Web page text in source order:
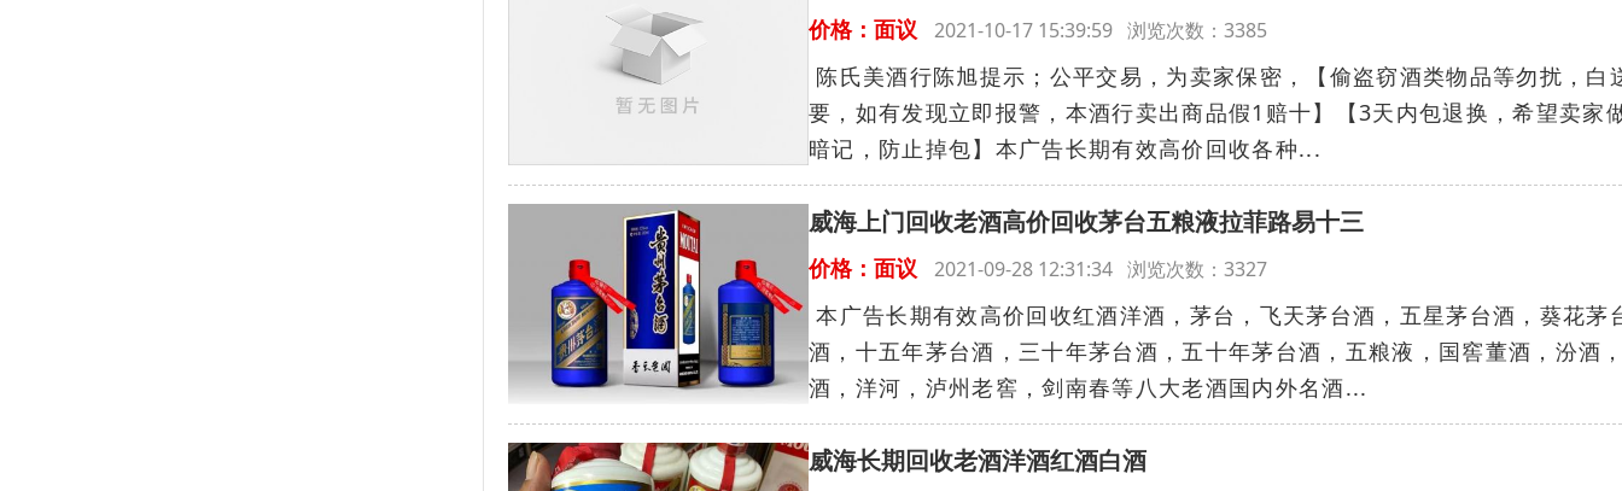
价格：面议 2021-10-17 15:39:59 浏览次数：3385
陈氏美酒行陈旭提示；公平交易，为卖家保密，【偷盗窃酒类物品等勿扰，白
要，如有发现立即报警，本酒行卖出商品假1赔十】【3天内包退换，希望卖家
暗记，防止掉包】本广告长期有效高价回收各种...
威海上门回收老酒高价回收茅台五粮液拉菲路易十三
价格：面议 2021-09-28 12:31:34 浏览次数：3327
本广告长期有效高价回收红酒洋酒，茅台，飞天茅台酒，五星茅台酒，葵花茅
酒，十五年茅台酒，三十年茅台酒，五十年茅台酒，五粮液，国窖董酒，汾酒
酒，洋河，泸州老窖，剑南春等八大老酒国内外名酒...
威海长期回收老酒洋酒红酒白酒